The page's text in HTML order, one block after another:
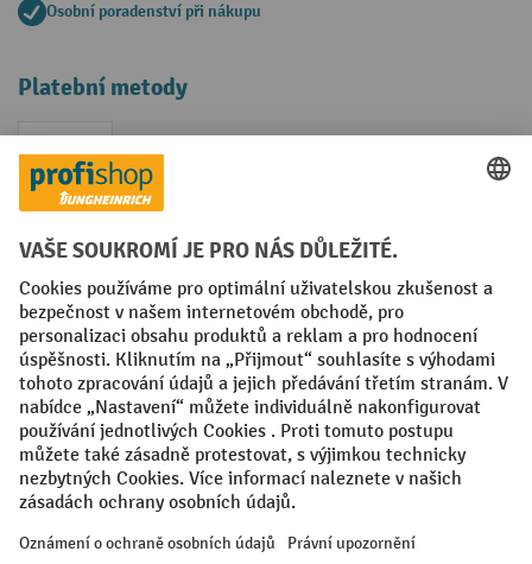
Osobní poradenství při nákupu
Platební metody
Faktura
Sociální sítě
Facebook
YouTubeLinkedIn
VODP Otisk
Prohlášení o ochraně osobních údajů
Nastavení ochrany osobních údajů
All prices excl. VAT plusshipping costsand possible delivery charges,